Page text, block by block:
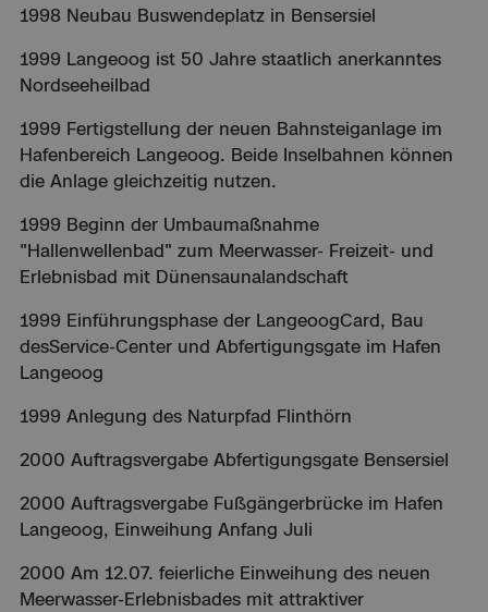
1998 Neubau Buswendeplatz in Bensersiel
1999 Langeoog ist 50 Jahre staatlich anerkanntes
Nordseeheilbad
1999 Fertigstellung der neuen Bahnsteiganlage im
Hafenbereich Langeoog. Beide Inselbahnen können
die Anlage gleichzeitig nutzen.
1999 Beginn der Umbaumaßnahme
"Hallenwellenbad" zum Meerwasser- Freizeit- und
Erlebnisbad mit Dünensaunalandschaft
1999 Einführungsphase der LangeoogCard, Bau
desService-Center und Abfertigungsgate im Hafen
Langeoog
1999 Anlegung des Naturpfad Flinthörn
2000 Auftragsvergabe Abfertigungsgate Bensersiel
2000 Auftragsvergabe Fußgängerbrücke im Hafen
Langeoog, Einweihung Anfang Juli
2000 Am 12.07. feierliche Einweihung des neuen
Meerwasser-Erlebnisbades mit attraktiver